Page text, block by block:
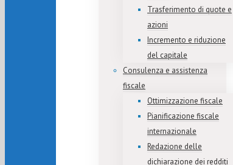
Trasferimento di quote e
azioni
Incremento e riduzione
del capitale
Consulenza e assistenza
fiscale
Ottimizzazione fiscale
Pianificazione fiscale
internazionale
Redazione delle
dichiarazione dei redditi